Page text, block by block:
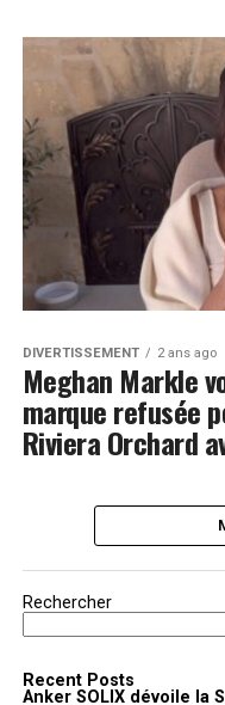
DIVERTISSEMENT 2 ans ago
Meghan Markle
marque refusée
Riviera Orchard
Rechercher
Recent Posts
Anker SOLIX dévoile la